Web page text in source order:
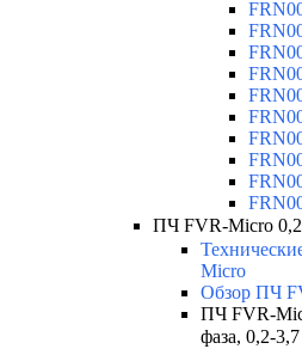
ПЧ FVR-Micro
Micro
Обзор ПЧ
ПЧ FVR-
фаза, 0,2-